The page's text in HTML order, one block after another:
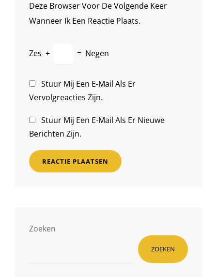
Deze Browser Voor De Volgende Keer
Wanneer Ik Een Reactie Plaats.
Zes + = Negen
Stuur Mij Een E-Mail Als Er
Vervolgreacties Zijn.
Stuur Mij Een E-Mail Als Er Nieuwe
Berichten Zijn.
Zoeken
ZOEKEN